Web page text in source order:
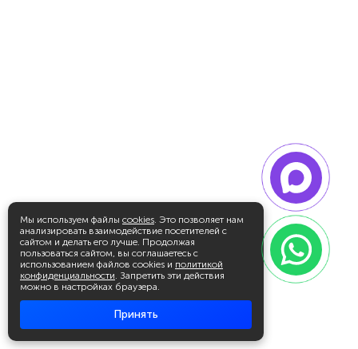
Мы используем файлы cookies. Это позволяет нам
анализировать взаимодействие посетителей с
сайтом и делать его лучше. Продолжая
пользоваться сайтом, вы соглашаетесь с
использованием файлов cookies и политикой
конфиденциальности. Запретить эти действия
можно в настройках браузера.
Принять